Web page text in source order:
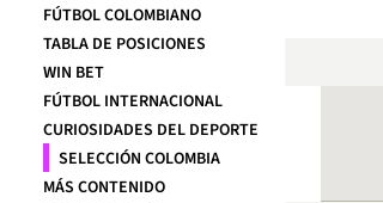
FÚTBOL COLOMBIANO
TABLA DE POSICIONES
WIN BET
FÚTBOL INTERNACIONAL
CURIOSIDADES DEL DEPORTE
SELECCIÓN COLOMBIA
MÁS CONTENIDO